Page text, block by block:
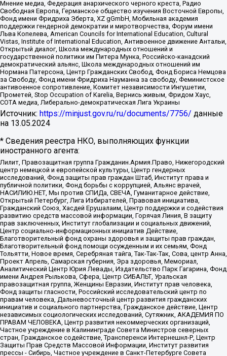
Мнение медиа, Федерация анархического черного креста, Радио
Свободная Европа, Германское общество изучения Восточной Европы,
Фонд имени Фридриха Эберта, XZ gGmbH, Мобильная академия
поддержки гендерной демократии и миротворчества, Форум имени
Льва Копелева, American Councils for International Education, Cultural
Vistas, Institute of International Education, Антивоенное движение Антальи,
Открытый диалог, Школа международных отношений и
государственной политики им Питера Мунка, Российско-канадский
демократический альянс, Школа международных отношений им
Нормана Патерсона, Центр Гражданских Свобод, Фонд Бориса Немцова
за Свободу, Фонд имени Фридриха Науманна за свободу, Феминистское
антивоенное сопротивление, Комитет независимости Ингушетии,
Прометей, Stop Occupation of Karelia, Вернись живым, Фридом Хаус,
СОТА медиа, Либерально-демократическая Лига Украины
Источник: https://minjust.gov.ru/ru/documents/7756/ данные
на 13.05.2024
* Сведения реестра НКО, выполняющих функции
иностранного агента:
Лилит, Правозащитная группа Гражданин.Армия.Право, Нижегородский
центр немецкой и европейской культуры, Центр гендерных
исследований, Фонд защиты прав граждан Штаб, Институт права и
публичной политики, Фонд борьбы с коррупцией, Альянс врачей,
НАСИЛИЮ.НЕТ, Мы против СПИДа, СВЕЧА, Гуманитарное действие,
Открытый Петербург, Лига Избирателей, Правовая инициатива,
Гражданский Союз, Хасдей Ерушалаим, Центр поддержки и содействия
развитию средств массовой информации, Горячая Линия, В защиту
прав заключенных, Институт глобализации и социальных движений,
Центр социально-информационных инициатив Действие,
Благотворительный фонд охраны здоровья и защиты прав граждан,
Благотворительный фонд помощи осужденным и их семьям, Фонд
Тольятти, Новое время, Серебряная тайга, Так-Так-Так, Сова, центр Анна,
Проект Апрель, Самарская губерния, Эра здоровья, Мемориал,
Аналитический Центр Юрия Левады, Издательство Парк Гагарина, Фонд
имени Андрея Рылькова, Сфера, Центр СИБАЛЬТ, Уральская
правозащитная группа, Женщины Евразии, Институт прав человека,
Фонд защиты гласности, Российский исследовательский центр по
правам человека, Дальневосточный центр развития гражданских
инициатив и социального партнерства, Гражданское действие, Центр
независимых социологических исследований, Сутяжник, АКАДЕМИЯ ПО
ПРАВАМ ЧЕЛОВЕКА, Центр развития некоммерческих организаций,
Частное учреждение в Калининграде Совета Министров северных
стран, Гражданское содействие, Трансперенси Интернешнл-Р, Центр
Защиты Прав Средств Массовой Информации, Институт развития
прессы - Сибирь, Частное учреждение в Санкт-Петербурге Совета